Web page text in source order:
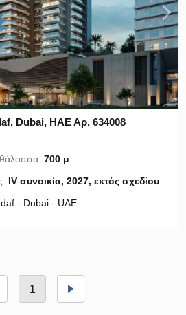
Dubai, ΗΑΕ Αρ. 634008
700 μ
IV συνοικία, 2027, εκτός σχεδίου
- Dubai - UAE
1